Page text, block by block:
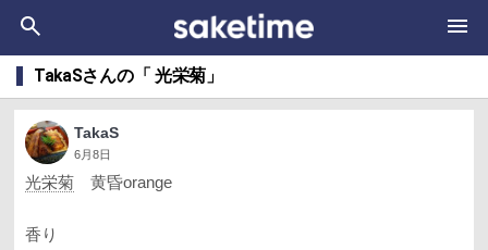
TakaSさんの「 光栄菊」
TakaS
6月8日
光栄菊 黄昏orange
香り